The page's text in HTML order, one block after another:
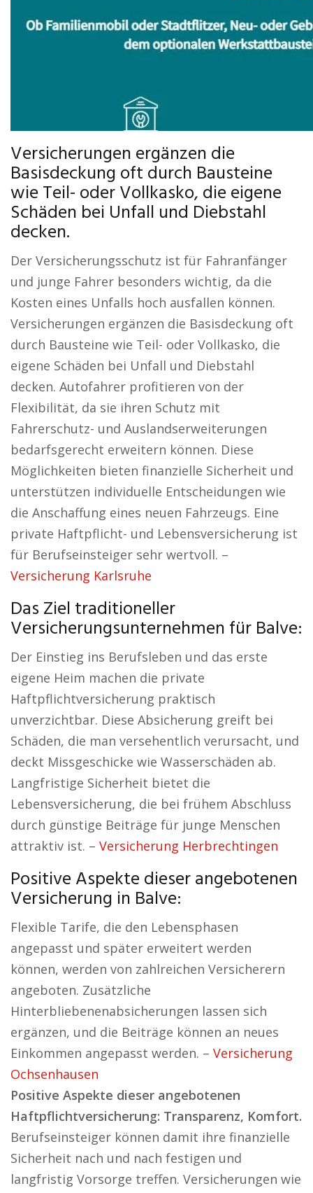
Versicherungen ergänzen die
Basisdeckung oft durch Bausteine
wie Teil- oder Vollkasko, die eigene
Schäden bei Unfall und Diebstahl
decken.
Der Versicherungsschutz ist für Fahranfänger
und junge Fahrer besonders wichtig, da die
Kosten eines Unfalls hoch ausfallen können.
Versicherungen ergänzen die Basisdeckung oft
durch Bausteine wie Teil- oder Vollkasko, die
eigene Schäden bei Unfall und Diebstahl
decken. Autofahrer profitieren von der
Flexibilität, da sie ihren Schutz mit
Fahrerschutz- und Auslandserweiterungen
bedarfsgerecht erweitern können. Diese
Möglichkeiten bieten finanzielle Sicherheit und
unterstützen individuelle Entscheidungen wie
die Anschaffung eines neuen Fahrzeugs. Eine
private Haftpflicht- und Lebensversicherung ist
für Berufseinsteiger sehr wertvoll. –
Versicherung Karlsruhe
Das Ziel traditioneller
Versicherungsunternehmen für Balve:
Der Einstieg ins Berufsleben und das erste
eigene Heim machen die private
Haftpflichtversicherung praktisch
unverzichtbar. Diese Absicherung greift bei
Schäden, die man versehentlich verursacht, und
deckt Missgeschicke wie Wasserschäden ab.
Langfristige Sicherheit bietet die
Lebensversicherung, die bei frühem Abschluss
durch günstige Beiträge für junge Menschen
attraktiv ist. – Versicherung Herbrechtingen
Positive Aspekte dieser angebotenen
Versicherung in Balve:
Flexible Tarife, die den Lebensphasen
angepasst und später erweitert werden
können, werden von zahlreichen Versicherern
angeboten. Zusätzliche
Hinterbliebenenabsicherungen lassen sich
ergänzen, und die Beiträge können an neues
Einkommen angepasst werden. – Versicherung
Ochsenhausen
Positive Aspekte dieser angebotenen
Haftpflichtversicherung: Transparenz, Komfort.
Berufseinsteiger können damit ihre finanzielle
Sicherheit nach und nach festigen und
langfristig Vorsorge treffen. Versicherungen wie